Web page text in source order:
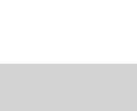
de tela